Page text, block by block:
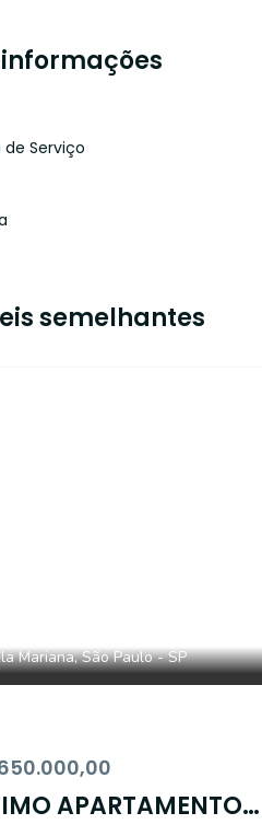
de Serviço
semelhantes
Mariana, São Paulo - SP
APARTAMENTO